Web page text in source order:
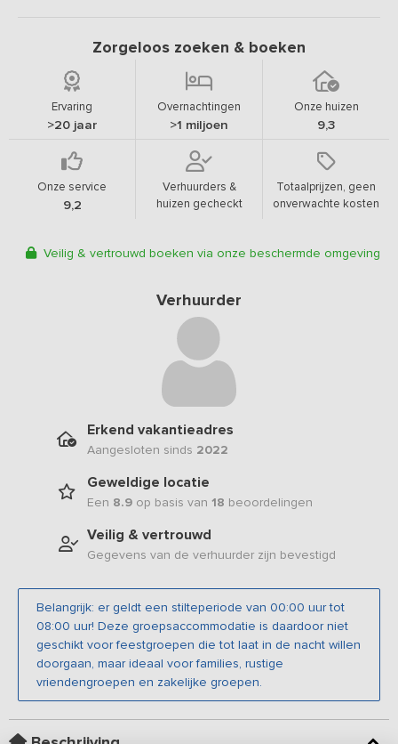
Zorgeloos zoeken & boeken
Ervaring
>20 jaar
Overnachtingen
>1 miljoen
Onze huizen
9,3
Onze service
9,2
Verhuurders &
huizen gecheckt
Totaalprijzen, geen
onverwachte kosten
Veilig & vertrouwd boeken via onze beschermde omgeving
Verhuurder
Erkend vakantieadres
Aangesloten sinds 2022
Geweldige locatie
Een 8.9 op basis van 18 beoordelingen
Veilig & vertrouwd
Gegevens van de verhuurder zijn bevestigd
Belangrijk: er geldt een stilteperiode van 00:00 uur tot
08:00 uur! Deze groepsaccommodatie is daardoor niet
geschikt voor feestgroepen die tot laat in de nacht willen
doorgaan, maar ideaal voor families, rustige
vriendengroepen en zakelijke groepen.